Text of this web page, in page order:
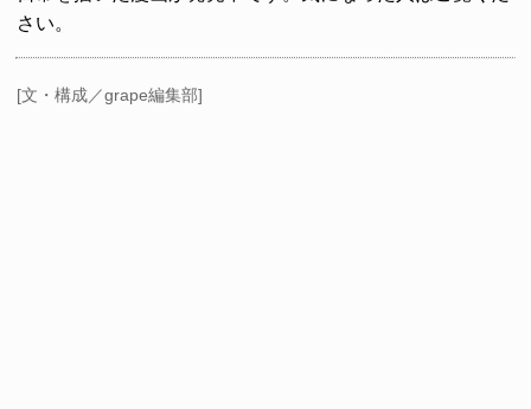
さい。
[文・構成／grape編集部]